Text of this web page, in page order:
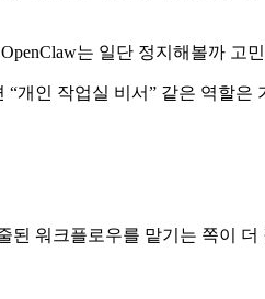
는 일단 정지해볼까 고
개인 작업실 비서” 같은 역할은
된 워크플로우를 맡기는 쪽이 더